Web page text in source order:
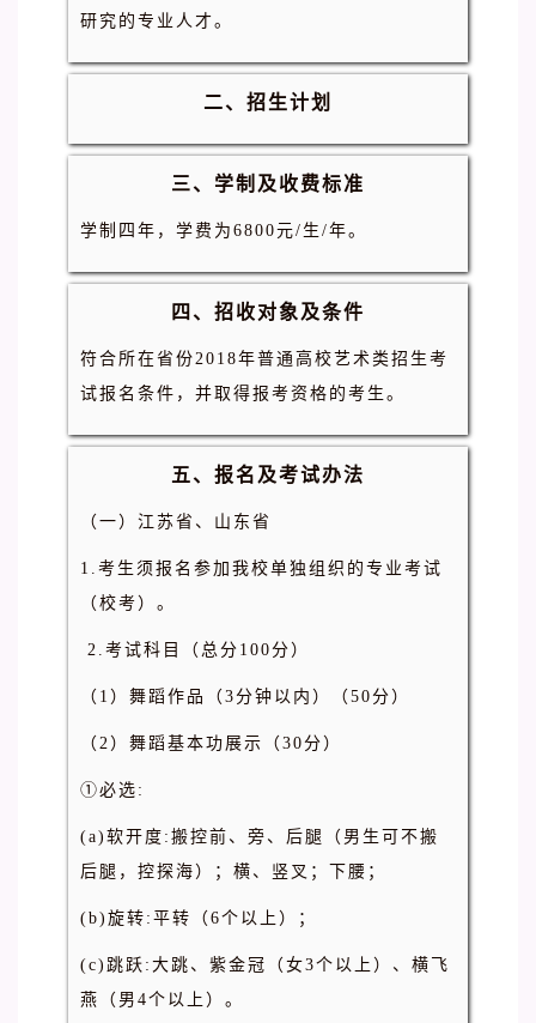
研究的专业人才。
二、招生计划
三、学制及收费标准
学制四年，学费为6800元/生/年。
四、招收对象及条件
符合所在省份2018年普通高校艺术类招生考
试报名条件，并取得报考资格的考生。
五、报名及考试办法
（一）江苏省、山东省
1.考生须报名参加我校单独组织的专业考试
（校考）。
2.考试科目（总分100分）
（1）舞蹈作品（3分钟以内）（50分）
（2）舞蹈基本功展示（30分）
①必选:
(a)软开度:搬控前、旁、后腿（男生可不搬
后腿，控探海）；横、竖叉；下腰；
(b)旋转:平转（6个以上）；
(c)跳跃:大跳、紫金冠（女3个以上）、横飞
燕（男4个以上）。